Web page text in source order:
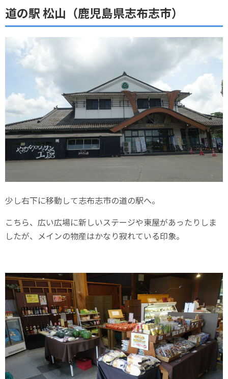
道の駅 松山（鹿児島県志布志市）
少し右下に移動して志布志市の道の駅へ。
こちら、広い広場に新しいステージや東屋があったりしま
したが、メインの物産はかなり寂れている印象。